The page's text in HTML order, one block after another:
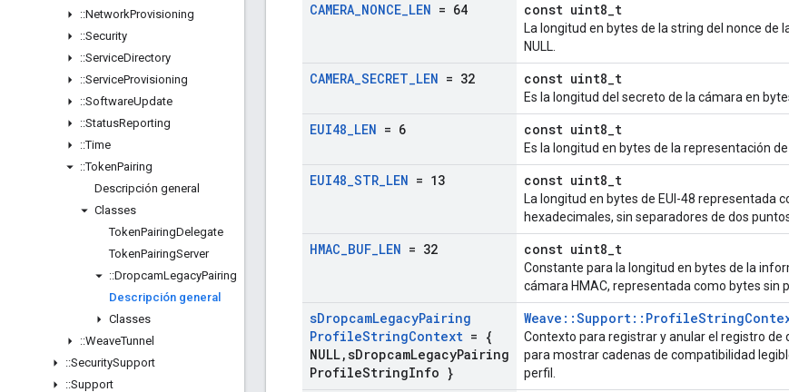
::NetworkProvisioning
::Security
::ServiceDirectory
::ServiceProvisioning
::SoftwareUpdate
::StatusReporting
::Time
::TokenPairing
Descripción general
Classes
TokenPairingDelegate
TokenPairingServer
::DropcamLegacyPairing
Descripción general
Classes
::WeaveTunnel
::SecuritySupport
::Support
CAMERA_NONCE_LEN = 64 const uint8_t
La longitud en bytes de la string del nonce de
NULL.
CAMERA_SECRET_LEN = 32 const uint8_t
Es la longitud del secreto de la cámara en
EUI48_LEN = 6 const uint8_t
Es la longitud en bytes de la representación
EUI48_STR_LEN = 13 const uint8_t
La longitud en bytes de EUI-48 representada
hexadecimales, sin separadores de dos
HMAC_BUF_LEN = 32 const uint8_t
Constante para la longitud en bytes de la
cámara HMAC, representada como bytes sin
sDropcamLegacyPairing
ProfileStringContext = {
NULL,sDropcamLegacyPairing
ProfileStringInfo }
Contexto para registrar y anular el registro de
para mostrar cadenas de compatibilidad
perfil.